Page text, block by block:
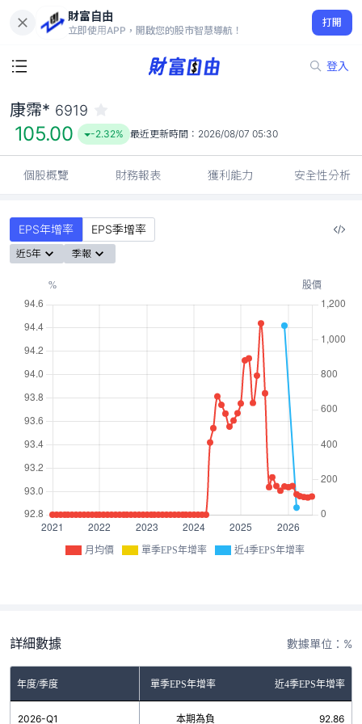
財富自由
立即使用APP，開啟您的股市智慧導航！
打開
登入
105.00
-2.32%
康霈* 6919
105.00 -2.32% 最近更新時間： 2026/08/07 05:30
個股概覽 財務報表 獲利能力 安全性分析
EPS年增率 EPS季增率
近5年 季報
月均價 單季EPS年增率 近4季EPS年增率
詳細數據 數據單位：%
年度/季度 單季EPS年增率 近4季EPS年增率
2026-Q1 本期為負 92.86